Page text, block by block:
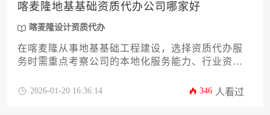
喀麦隆地基基础资质代办公司哪家好
喀麦隆设计资质代办
在喀麦隆从事地基基础工程建设，选择资质代办服
务时需重点考察公司的本地化服务能力、行业资源
喀麦隆工商注册、建筑资质审批等全流程服务实
2026-01-20 16:36:14 346 人看过